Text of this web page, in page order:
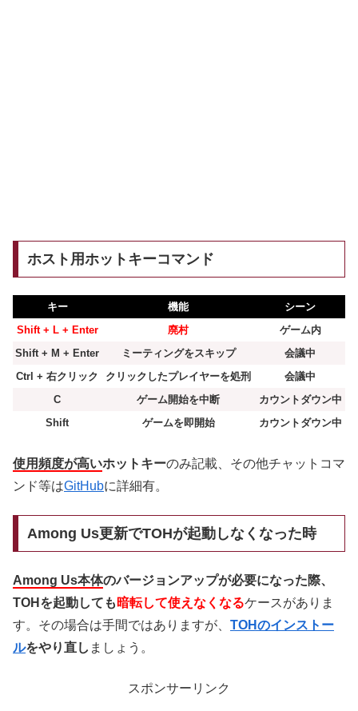
ホスト用ホットキーコマンド
キー 機能
シーン
Shift + L + Enter
廃村
ゲーム内
Shift + M + Enter
ミーティングをスキップ
会議中
Ctrl + 右クリック
クリックしたプレイヤーを処刑
会議中
C
ゲーム開始を中断
カウントダウン中
Shift
ゲームを即開始 カウントダウン中
使用頻度が高いホットキーのみ記載、その他チャットコマ
ンド等はGitHubに詳細有。
Among Us更新でTOHが起動しなくなった時
Among Us本体のバージョンアップが必要になった際、
TOHを起動しても 暗転して使えなくなるケースがありま
す。その場合は手間ではありますが、 TOHのインストー
ルをやり直し ましょう。
スポンサーリンク